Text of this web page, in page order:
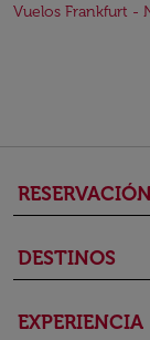
Vuelos Frankfurt -
DESTINOS
EXPERIENCIA